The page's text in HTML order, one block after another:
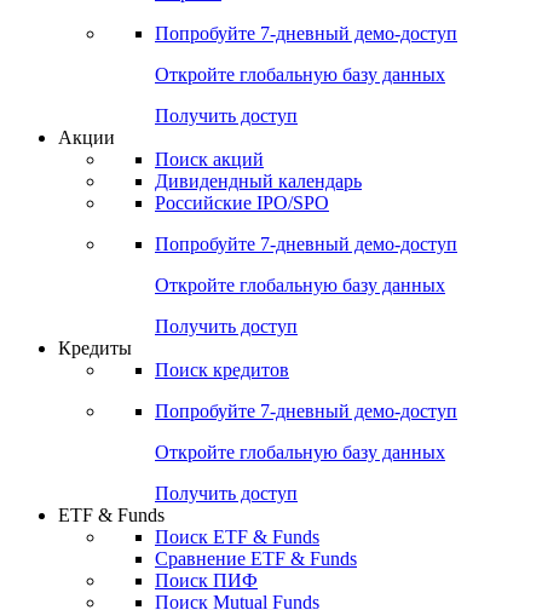
Cbonds Pages
Опросы
Попробуйте7-дневный
Откройте глобальную базу данных
Получить доступ
Поиск акций
Российские IPO/SPO
Попробуйте7-дневный
Откройте глобальную базу данных
Получить доступ
Поиск кредитов
Попробуйте7-дневный
Откройте глобальную базу данных
Получить доступ
ETF & Funds